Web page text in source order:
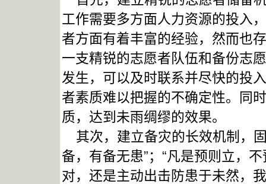
工作需要多方面人力资源的投入
者方面有着丰富的经验，然而也
一支精锐的志愿者队伍和备份志
发生，可以及时联系并尽快的投
者素质难以把握的不确定性。同
质，达到未雨绸缪的效果。
其次，建立备灾的长效机制，
备，有备无患”；“凡是预则立，
对，还是主动出击防患于未然，